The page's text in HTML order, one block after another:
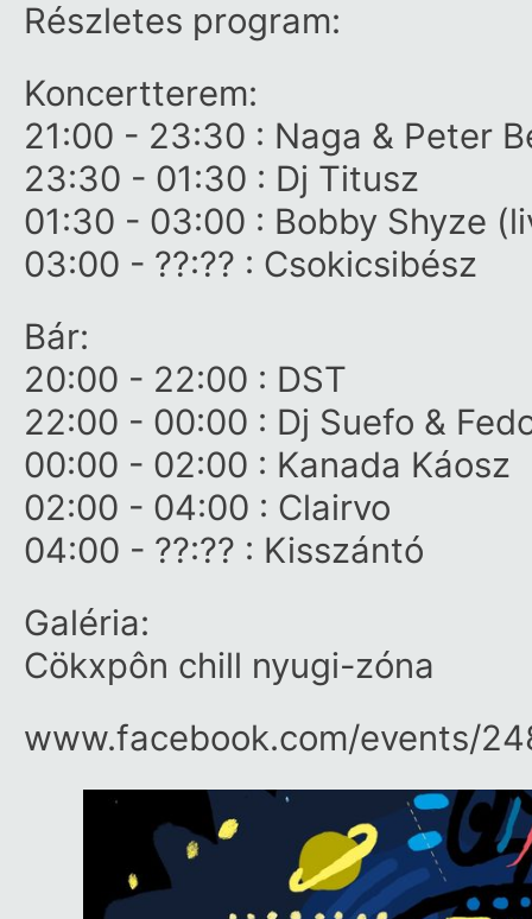
Részletes program:
Koncertterem:
21:00 - 23:30 : Naga & Peter
23:30 - 01:30 : Dj Titusz
01:30 - 03:00 : Bobby Shyze
03:00 - ??:?? : Csokicsibész
Bár:
20:00 - 22:00 : DST
22:00 - 00:00 : Dj Suefo &
00:00 - 02:00 : Kanada Káosz
02:00 - 04:00 : Clairvo
04:00 - ??:?? : Kisszántó
Galéria:
Cökxpôn chill nyugi-zóna
www.facebook.com/​events/​